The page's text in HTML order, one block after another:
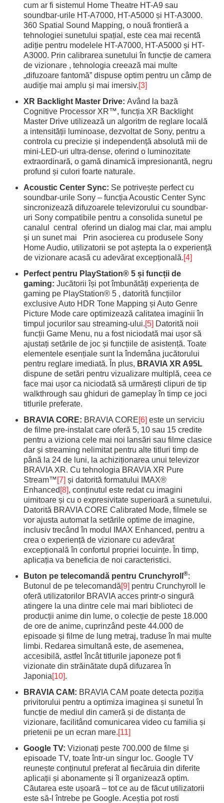
cum ar fi sistemul Home Theatre HT-A9 sau
soundbar-urile HT-A7000, HT-A5000 și HT-A3000.
360 Spatial Sound Mapping, o nouă frontieră a
tehnologiei sunetului spațial, este cea mai recentă
adiție pentru modelele HT-A7000, HT-A5000 și HT-
A3000. Prin calibrarea sunetului în funcție de camera
de vizionare , tehnologia creează mai multe
„difuzoare fantomă” dispuse optim pentru un câmp de
audiție mai amplu și mai imersiv.[3]
XR Backlight Master Drive:Având la bază
Cognitive Processor XR™, funcția XR Backlight
Master Drive utilizează un algoritm de reglare locală
a intensității luminoase, dezvoltat de Sony, pentru a
controla cu precizie și independență absolută mii de
mini-LED-uri ultra-dense, oferind o luminozitate
extraordinară, o gamă dinamică impresionantă, negru
profund și culori foarte naturale.
Acoustic Center Sync: Se potrivește perfect cu
soundbar-urile Sony – funcția Acoustic Center Sync
sincronizează difuzoarele televizorului cu soundbar-
uri Sony compatibile pentru a consolida sunetul pe
canalul central oferind un dialog mai clar, mai amplu
și un sunet mai Prin asocierea cu produsele Sony
Home Audio, utilizatorii se pot aștepta la o experiență
de vizionare acasă cu adevărat excepțională.[4]
Perfect pentru PlayStation® 5 și funcții de
gaming:Jucătorii își pot îmbunătăți experiența de
gaming pe PlayStation® 5 , datorită funcțiilor
exclusive Auto HDR Tone Mapping și Auto Genre
Picture Mode care optimizează calitatea imaginii în
timpul jocurilor sau streaming-ului.[5] Datorită noii
funcții Game Menu, nu a fost niciodată mai ușor să
ajustați setările de joc și funcțiile de asistență. Toate
elementele esențiale sunt la îndemâna jucătorului
pentru reglare imediată. În plus, BRAVIA XR A95L
dispune de setări pentru vizualizare multiplă, ceea ce
face mai ușor ca niciodată să urmărești clipuri de tip
walkthrough sau ghiduri de gameplay în timp ce joci
titlurile preferate.
BRAVIA CORE: BRAVIA CORE[6] este un serviciu
de filme pre-instalat care oferă 5, 10 sau 15 credite
pentru a viziona cele mai noi lansări sau filme clasice
dar și streaming nelimitat pentru alte titluri timp de
până la 24 de luni, la achiziționarea unui televizor
BRAVIA XR. Cu tehnologia BRAVIA XR Pure
Stream™[7] și datorită formatului IMAX®
Enhanced [8], conținutul este redat cu imagini
uimitoare și cu o expresivitate superioară a sunetului.
Datorită BRAVIA CORE Calibrated Mode, filmele se
vor ajusta automat la setările optime de imagine,
inclusiv trecând în modul IMAX Enhanced, pentru a
crea o experiență de vizionare cu adevărat
excepțională în confortul propriei locuințe. În timp,
aplicația va beneficia de noi caracteristici.
Buton pe telecomandă pentru Crunchyroll®:
Butonul de pe telecomandă[9] pentru Crunchyroll le
oferă utilizatorilor BRAVIA acces printr-o singură
atingere la una dintre cele mai mari biblioteci de
producții anime din lume, o colecție de peste 18.000
de ore de anime, cuprinzând peste 44.000 de
episoade și filme de lung metraj, traduse în mai multe
limbi. Redarea simultană este, de asemenea,
accesibilă, astfel încât titlurile japoneze pot fi
vizionate din străinătate după difuzarea în
Japonia[10].
BRAVIA CAM: BRAVIA CAM poate detecta poziția
privitorului pentru a optimiza imaginea și sunetul în
funcție de mediul din cameră și de distanța de
vizionare, facilitând comunicarea video cu familia și
prietenii pe un ecran mare.[11]
Google TV:Vizionați peste 700.000 de filme și
episoade TV, toate într-un singur loc. Google TV
reunește conținutul preferat al fiecăruia din diferite
aplicații și abonamente și îl organizează optim.
Căutarea este ușoară – tot ce au de făcut utilizatorii
este să-l întrebe pe Google. Aceștia pot rosti